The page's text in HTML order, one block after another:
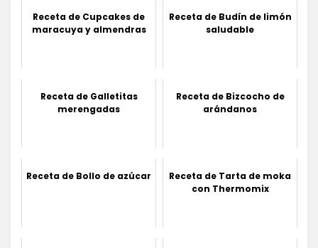
Receta de Cupcakes de
maracuya y almendras
Receta de Budín de limón
saludable
Receta de Galletitas
merengadas
Receta de Bizcocho de
arándanos
Receta de Bollo de azúcar
Receta de Tarta de moka
con Thermomix